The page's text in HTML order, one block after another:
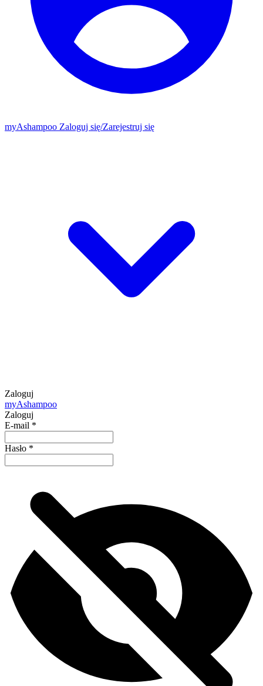
myAshampoo Zaloguj się/Zarejestruj się
Zaloguj
myAshampoo
Zaloguj
E-mail *
Hasło *